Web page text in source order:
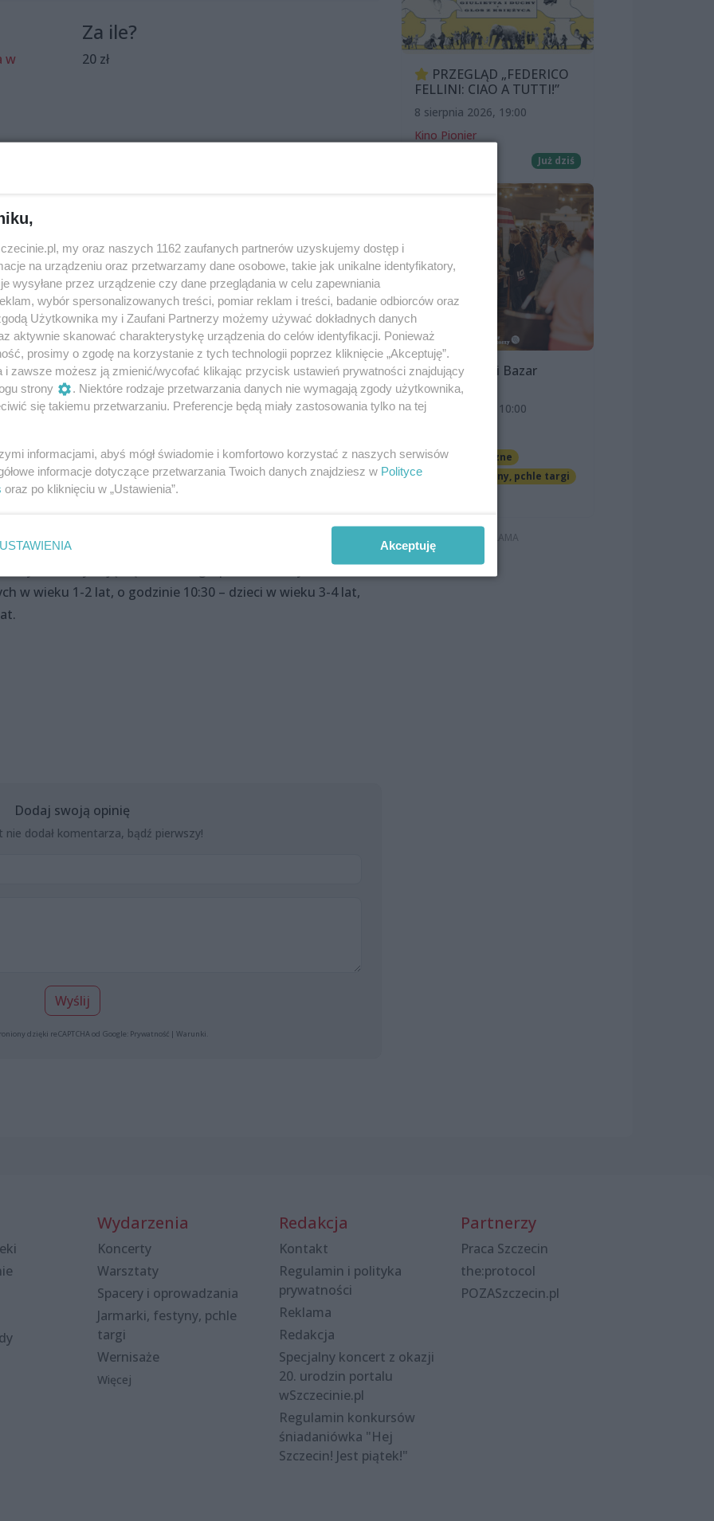
w
Za ile?
20 zł
tętni kolorem, beztroską i – rzecz jasna –
wśród brzmień instrumentów,
najmłodsi mogą poddać się dźwiękom żywej
aktywnością sobotnich poranków. Dzieci wraz
w warsztatach, ale również sami je tworzą. To okazja,
czas w gronie innych małych melomanów, a przede
Warsztaty „Raniutto” wpływają na wszystkie obszary
społeczny i intelektualny.
prowadzone przez wiolonczelistkę Orkiestry
Prowadząca przybliży dzieciom świat twórczej zabawy
warsztatów poświęcone będzie kompozytorom, o których
oraz ciekawski Zając Wiolinek. Warsztaty „Raniutto”
życia i odbywają się w dwóch grupach wiekowych.
w wieku 1-2 lat, o godzinie 10:30 – dzieci w wieku 3-4 lat,
Dodaj swoją opinię
nie dodał komentarza, bądź pierwszy!
Wyślij
dzięki reCAPTCHA od Google: Prywatność| Warunki
PRZEGLĄD „FEDERICO
FELLINI: CIAO A TUTTI!”
8 sierpnia 2026, 19:00
Kino Pionier
Już dziś
Szczeciński Bazar
Smakoszy
9 sierpnia 2026, 10:00
Imprezy cykliczne
Jarmarki, festyny, pchle targi
Wydarzenia
Koncerty
Warsztaty
Spacery i oprowadzania
Jarmarki, festyny, pchle
targi
Wernisaże
Więcej
Redakcja
Kontakt
Regulamin i polityka
prywatności
Reklama
Redakcja
Specjalny koncert z okazji
20. urodzin portalu
wSzczecinie.pl
Regulamin konkursów
śniadaniówka "Hej
Szczecin! Jest piątek!"
Partnerzy
Praca Szczecin
the:protocol
POZASzczecin.pl
my oraz naszych 1162 zaufanych partnerów uzyskujemy dostęp i
na urządzeniu oraz przetwarzamy dane osobowe, takie jak unikalne identyfikatory,
wysyłane przez urządzenie czy dane przeglądania w celu zapewniania
wybór spersonalizowanych treści, pomiar reklam i treści, badanie odbiorców oraz
Użytkownika my i Zaufani Partnerzy możemy używać dokładnych danych
aktywnie skanować charakterystykę urządzenia do celów identyfikacji. Ponieważ
prosimy o zgodę na korzystanie z tych technologii poprzez kliknięcie „Akceptuję”.
i zawsze możesz ją zmienić/wycofać klikając przycisk ustawień prywatności znajdujący
strony
. Niektóre rodzaje przetwarzania danych nie wymagają zgody użytkownika,
się takiemu przetwarzaniu. Preferencje będą miały zastosowania tylko na tej
informacjami, abyś mógł świadomie i komfortowo korzystać z naszych serwisów
informacje dotyczące przetwarzania Twoich danych znajdziesz w Polityce
oraz po kliknięciu w „Ustawienia”.
USTAWIENIA Akceptuję